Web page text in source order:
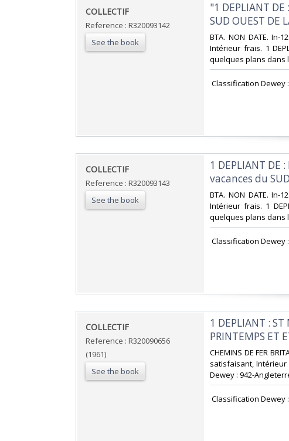
‎COLLECTIF‎
Reference : R320093142
See the book
‎"1 DEPLIANT DE
SUD OUEST DE
‎BTA. NON DATE.
Intérieur frais. 1
quelques plans dans
Classification Dewey
‎COLLECTIF‎
Reference : R320093143
See the book
‎1 DEPLIANT DE
vacances du
‎BTA. NON DATE.
Intérieur frais. 1
quelques plans dans
Classification Dewey
‎COLLECTIF‎
Reference : R320090656
(1961)
See the book
‎1 DEPLIANT : ST
PRINTEMPS ET
‎CHEMINS DE FER
satisfaisant,
Dewey : 942-
Classification Dewey